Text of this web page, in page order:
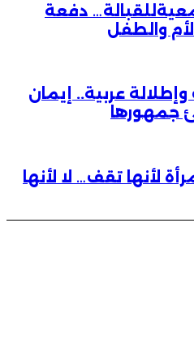
دفعة
والطفل
عربية.. إيمان
جمهورها
لأنها تقف… لا لأنها